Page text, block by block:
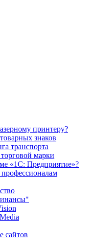
принтеру?
знаков
транспорта
марки
«1С: Предприятие»?
сайтов